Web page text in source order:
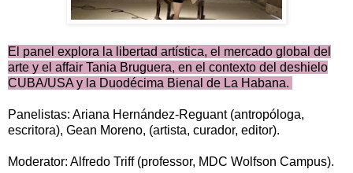
El panel explora la libertad artística, el mercado global del
arte y el affair Tania Bruguera, en el contexto del deshielo
CUBA/USA y la Duodécima Bienal de La Habana.
Panelistas: Ariana Hernández-Reguant (antropóloga,
escritora), Gean Moreno, (artista, curador, editor).
Moderator: Alfredo Triff (professor, MDC Wolfson Campus).